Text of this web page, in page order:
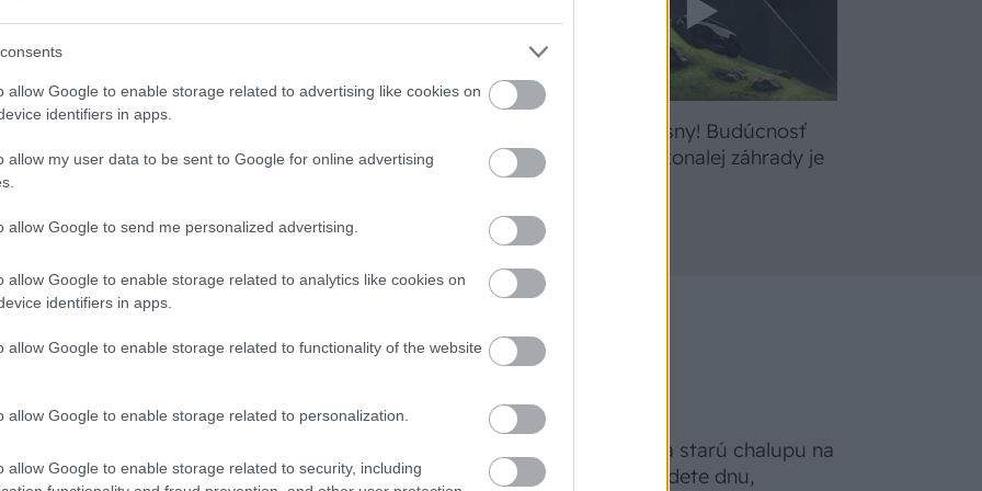
allow Google to enable storage related to advertising like cookies on
identifiers in apps.
allow my user data to be sent to Google for online advertising
allow Google to send me personalized advertising.
allow Google to enable storage related to analytics like cookies on
identifiers in apps.
allow Google to enable storage related to functionality of the website
allow Google to enable storage related to personalization.
allow Google to enable storage related to security, including
klasická izolácia
v mrazoch zlyháva
to vyriešiť raz a navždy
ho na marhuliach v júni a
Žite svoje sny! Budúcnosť
údržby dokonalej záhrady je
na miesta, na ktoré
CHALUPA
Na Morave prerobila starú chalupu na
nepoznanie: Keď vojdete dnu,